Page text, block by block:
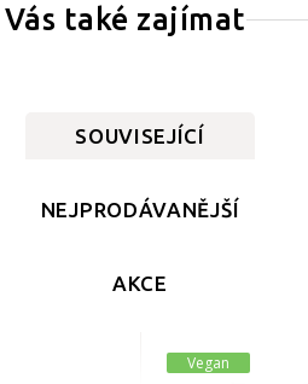
také zajímat
SOUVISEJÍCÍ
NEJPRODÁVANĚJŠÍ
AKCE
Vegan